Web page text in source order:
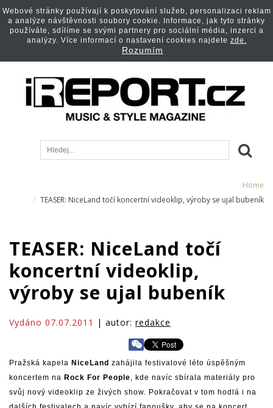
Home
TEASER: NiceLand točí koncertní videoklip, výroby se ujal bubeník
TEASER: NiceLand točí
koncertní videoklip,
výroby se ujal bubeník
Vydáno 07.07.2011 | autor: redakce
Pražská kapela NiceLand zahájila festivalové léto úspěšným
koncertem na Rock For People, kde navíc sbírala materiály pro
svůj nový videoklip ze živých show. Pokračovat v tom hodlá i na
Webové stránky používají k poskytování služeb, personalizaci reklam
a analýze návštěvnosti soubory cookie. Informace, jak tyto stránky
používáte, sdílíme se svými partnery pro sociální média, inzerci a
analýzy. Více informací o nastavení cookies najdete zde.
Rozumím